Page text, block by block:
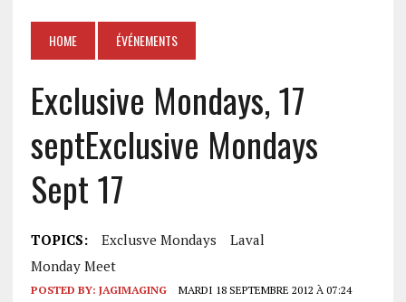
HOME ÉVÉNEMENTS
Exclusive Mondays, 17
septExclusive Mondays
Sept 17
TOPICS: Exclusve Mondays
Laval
Monday Meet
POSTED BY: JAGIMAGING MARDI 18 SEPTEMBRE 2012 À 07:24